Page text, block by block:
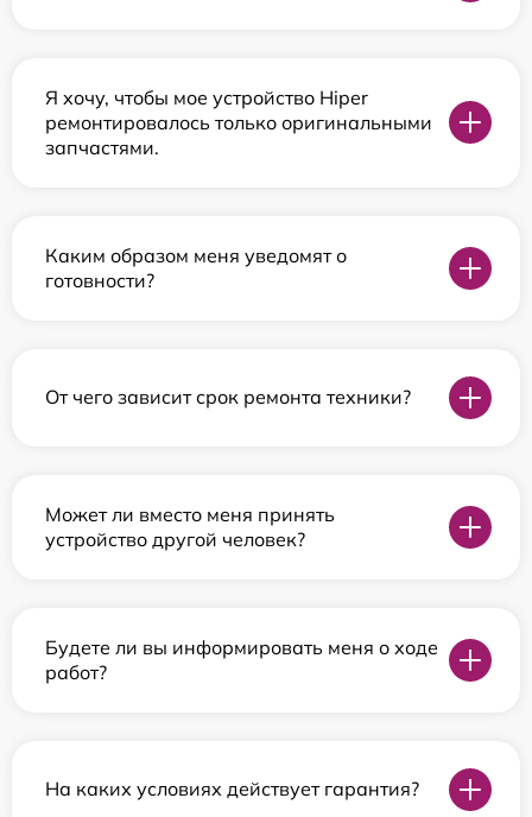
Я хочу, чтобы мое устройство Hiper
ремонтировалось только оригинальными
запчастями.
Каким образом меня уведомят о
готовности?
От чего зависит срок ремонта техники?
Может ли вместо меня принять
устройство другой человек?
Будете ли вы информировать меня о ходе
работ?
На каких условиях действует гарантия?